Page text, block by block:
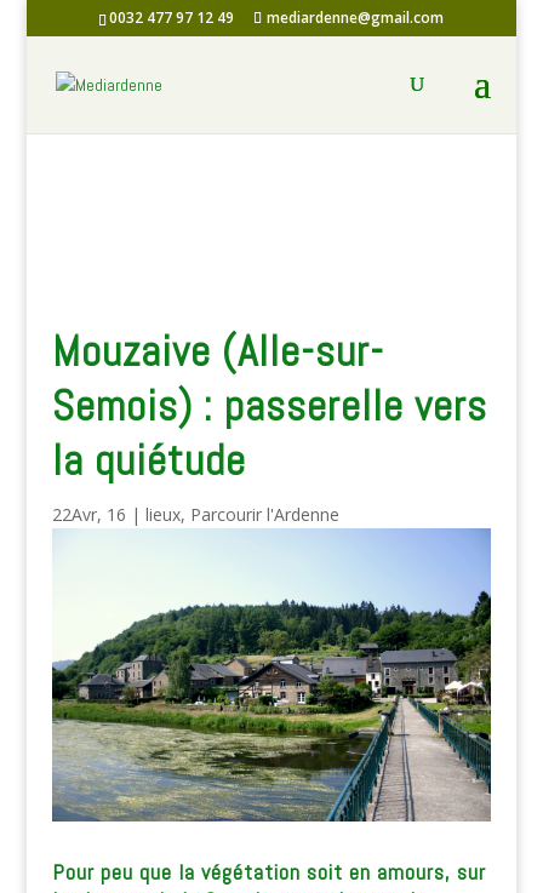
0032 477 97 12 49 mediardenne@gmail.com
Mouzaive (Alle-sur-
Semois) : passerelle vers
la quiétude
22Avr, 16 | lieux, Parcourir l'Ardenne
Pour peu que la végétation soit en amours, sur